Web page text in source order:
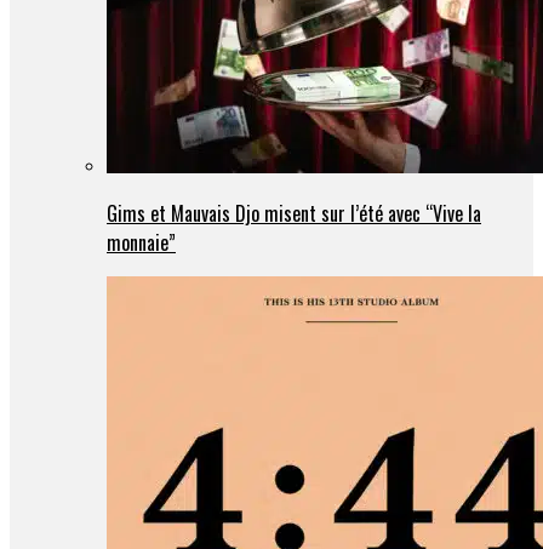
Gims et Mauvais Djo misent sur l’été avec “Vive la
monnaie”